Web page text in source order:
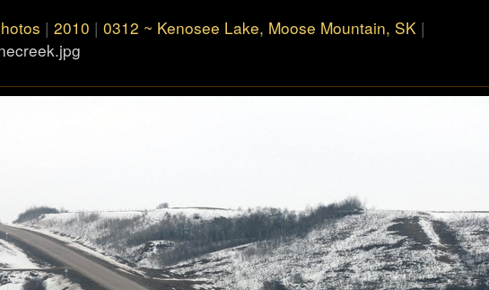
| 2010 | 0312 ~ Kenosee Lake, Moose Mountain, SK |